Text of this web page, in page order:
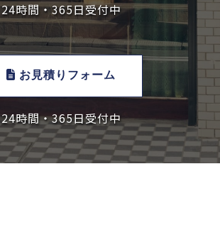
24時間・365日受付中
お見積りフォーム
24時間・365日受付中